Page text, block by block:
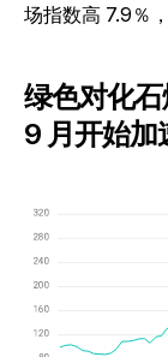
场指数高 7.9％
绿色对化
9 月开始加